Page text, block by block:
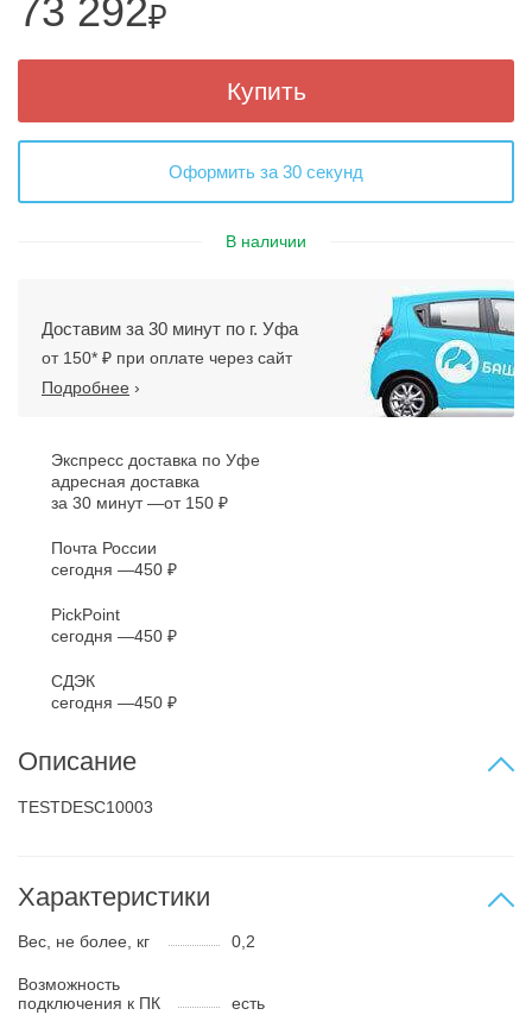
73 292₽
Купить
Оформить за 30 секунд
В наличии
Доставим за 30 минут по г. Уфа
от 150* ₽ при оплате через сайт
Подробнее ›
Экспресс доставка по Уфе
адресная доставка
за 30 минут
от 150 ₽
Почта России
сегодня
450 ₽
PickPoint
сегодня
450 ₽
СДЭК
сегодня
450 ₽
Описание
TESTDESC10003
Характеристики
Вес, не более, кг 0,2
Возможность
подключения к ПК
есть